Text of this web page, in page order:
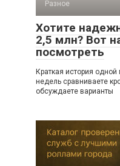
Разное
Хотите
2,5 млн? Вот
посмотреть
Краткая история
недель сравниваете
обсуждаете варианты